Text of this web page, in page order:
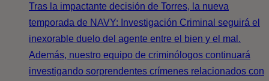
Tras la impactante decisión de Torres, la nueva
temporada de NAVY: Investigación Criminal seguirá el
inexorable duelo del agente entre el bien y el mal.
Además, nuestro equipo de criminólogos continuará
investigando sorprendentes crímenes relacionados con